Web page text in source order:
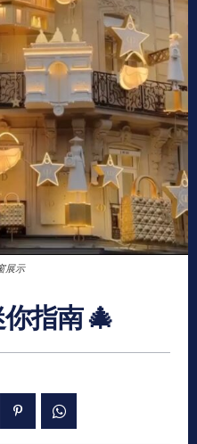
展示
指南 🎄